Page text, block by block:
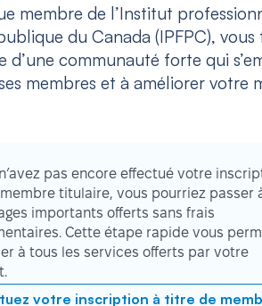
membre de l’Institut
du Canada (IPFPC), vous
d’une communauté forte qui
membres et à améliorer votre
pas encore effectué votre
titulaire, vous pourriez passer
importants offerts sans frais
Cette étape rapide vous
à tous les services offerts par votre
votre inscription à titre de